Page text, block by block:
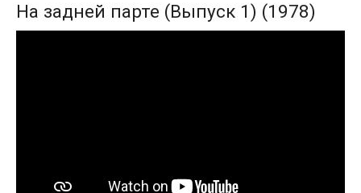
На задней парте (Выпуск 1) (1978)